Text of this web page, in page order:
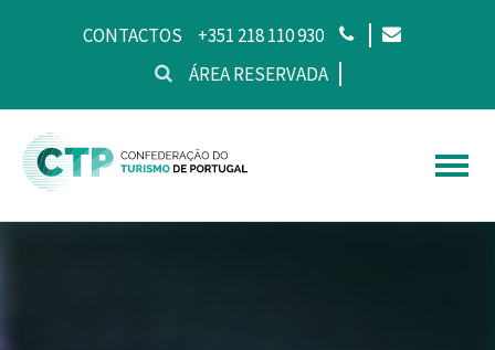
CONTACTOS
+351 218 110 930
ÁREA RESERVADA